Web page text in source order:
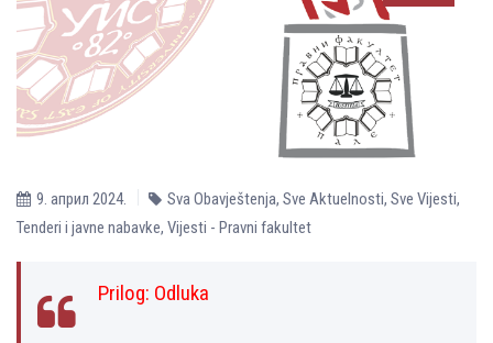
9. април 2024. Sva Obavještenja, Sve Aktuelnosti, Sve Vijesti,
Tenderi i javne nabavke, Vijesti - Pravni fakultet
Prilog: Odluka